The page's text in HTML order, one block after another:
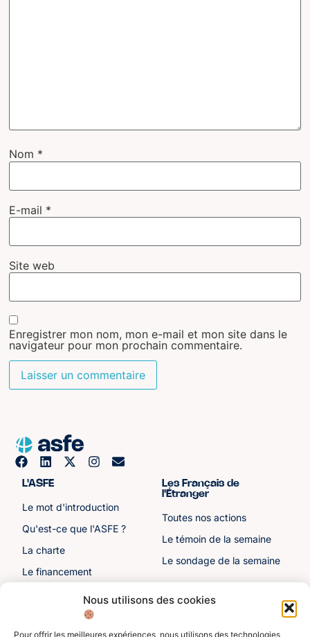
Nous utilisons des cookies
Pour offrir les meilleures expériences, nous utilisons des technologies
Nom *
E-mail *
Site web
Enregistrer mon nom, mon e-mail et mon site dans le
navigateur pour mon prochain commentaire.
L'ASFE
Le mot d'introduction
Qu'est-ce que l'ASFE ?
La charte
Le financement
Les sénateurs
Les Français de
l'Étranger
Toutes nos actions
Le témoin de la semaine
Le sondage de la semaine